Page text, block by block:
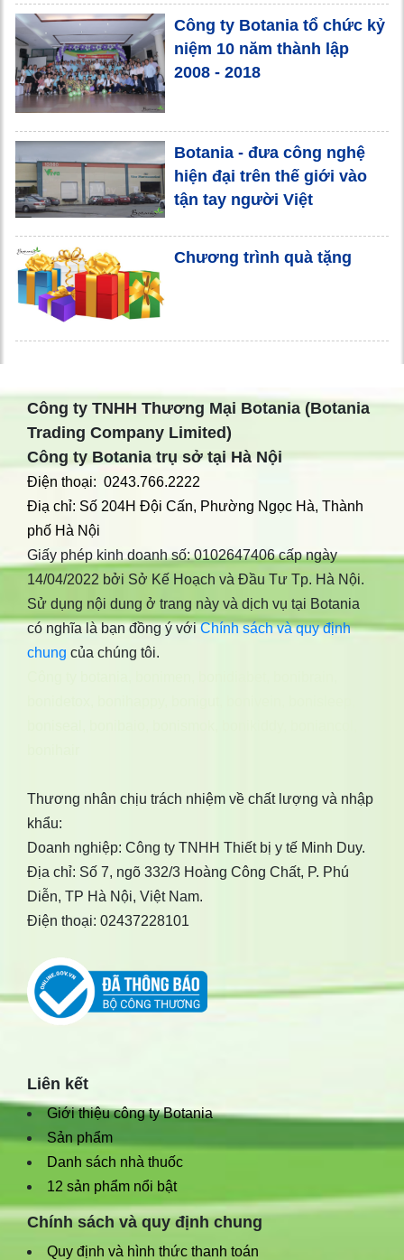
Công ty Botania tổ chức kỷ
niệm 10 năm thành lập
2008 - 2018
Botania - đưa công nghệ
hiện đại trên thế giới vào
tận tay người Việt
Chương trình quà tặng
Công ty TNHH Thương Mại Botania (Botania
Trading Company Limited)
Công ty Botania trụ sở tại Hà Nội
Điện thoại: 0243.766.2222
Điạ chỉ: Số 204H Đội Cấn, Phường Ngọc Hà, Thành
phố Hà Nội
Giấy phép kinh doanh số: 0102647406 cấp ngày
14/04/2022 bởi Sở Kế Hoạch và Đầu Tư Tp. Hà Nội.
Sử dụng nội dung ở trang này và dịch vụ tại Botania
có nghĩa là bạn đồng ý vớiChính sách và quy định
chung của chúng tôi.
Thương nhân chịu trách nhiệm về chất lượng và nhập
khẩu:
Doanh nghiệp: Công ty TNHH Thiết bị y tế Minh Duy.
Địa chỉ: Số 7, ngõ 332/3 Hoàng Công Chất, P. Phú
Diễn, TP Hà Nội, Việt Nam.
Điện thoại: 02437228101
Liên kết
Giới thiệu công ty Botania
Sản phẩm
Danh sách nhà thuốc
12 sản phẩm nổi bật
Chính sách và quy định chung
Quy định và hình thức thanh toán